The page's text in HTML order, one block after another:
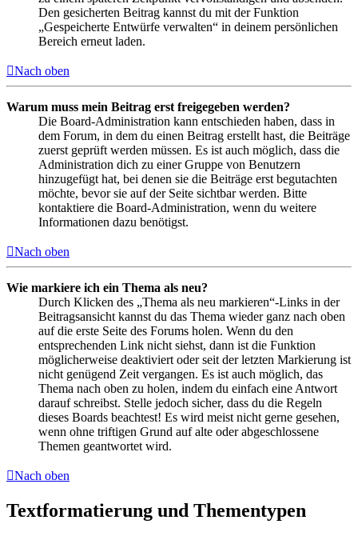
Den gesicherten Beitrag kannst du mit der Funktion
„Gespeicherte Entwürfe verwalten“ in deinem persönlichen
Bereich erneut laden.
Nach oben
Warum muss mein Beitrag erst freigegeben werden?
Die Board-Administration kann entschieden haben, dass in
dem Forum, in dem du einen Beitrag erstellt hast, die Beiträge
zuerst geprüft werden müssen. Es ist auch möglich, dass die
Administration dich zu einer Gruppe von Benutzern
hinzugefügt hat, bei denen sie die Beiträge erst begutachten
möchte, bevor sie auf der Seite sichtbar werden. Bitte
kontaktiere die Board-Administration, wenn du weitere
Informationen dazu benötigst.
Nach oben
Wie markiere ich ein Thema als neu?
Durch Klicken des „Thema als neu markieren“-Links in der
Beitragsansicht kannst du das Thema wieder ganz nach oben
auf die erste Seite des Forums holen. Wenn du den
entsprechenden Link nicht siehst, dann ist die Funktion
möglicherweise deaktiviert oder seit der letzten Markierung ist
nicht genügend Zeit vergangen. Es ist auch möglich, das
Thema nach oben zu holen, indem du einfach eine Antwort
darauf schreibst. Stelle jedoch sicher, dass du die Regeln
dieses Boards beachtest! Es wird meist nicht gerne gesehen,
wenn ohne triftigen Grund auf alte oder abgeschlossene
Themen geantwortet wird.
Nach oben
Textformatierung und Thementypen